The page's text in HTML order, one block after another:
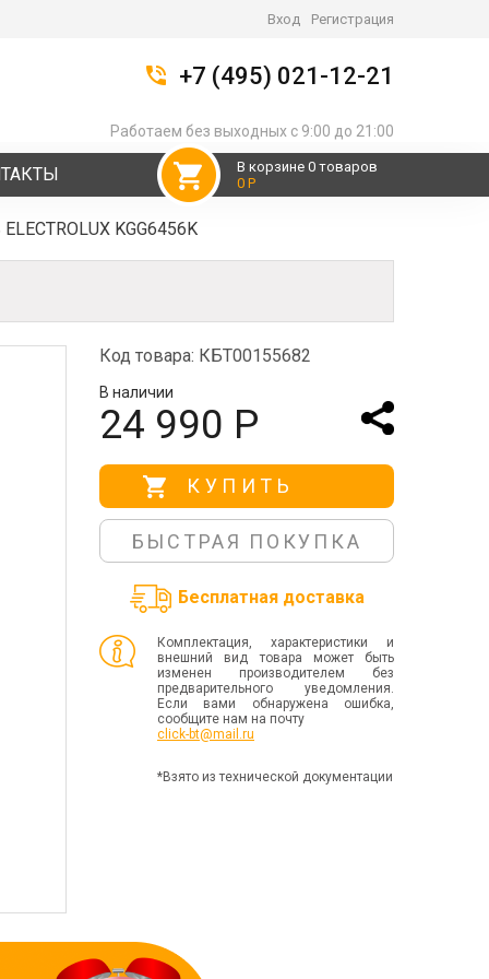
Вход Регистрация
+7 (495) 021-12-21
Работаем без выходных с 9:00 до 21:00
В корзине 0 товаров
0 Р
KGG6456K
Код товара: КБТ00155682
В наличии
24 990 Р
КУПИТЬ
БЫСТРАЯ ПОКУПКА
Бесплатная доставка
Комплектация, характеристики и
внешний вид товара может быть
изменен производителем без
предварительного уведомления.
Если вами обнаружена ошибка,
сообщите нам на почту
click-bt@mail.ru
*Взято из технической документации